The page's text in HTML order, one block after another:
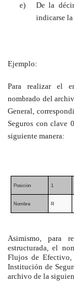
e)
De la
indicarse la
Ejemplo:
Para realizar el
nombrado del
General,
Seguros con clave
siguiente manera:
Posición 1
Nombre R
Asimismo, para
estructurada, el
Flujos de Efectivo,
Institución de
archivo de la